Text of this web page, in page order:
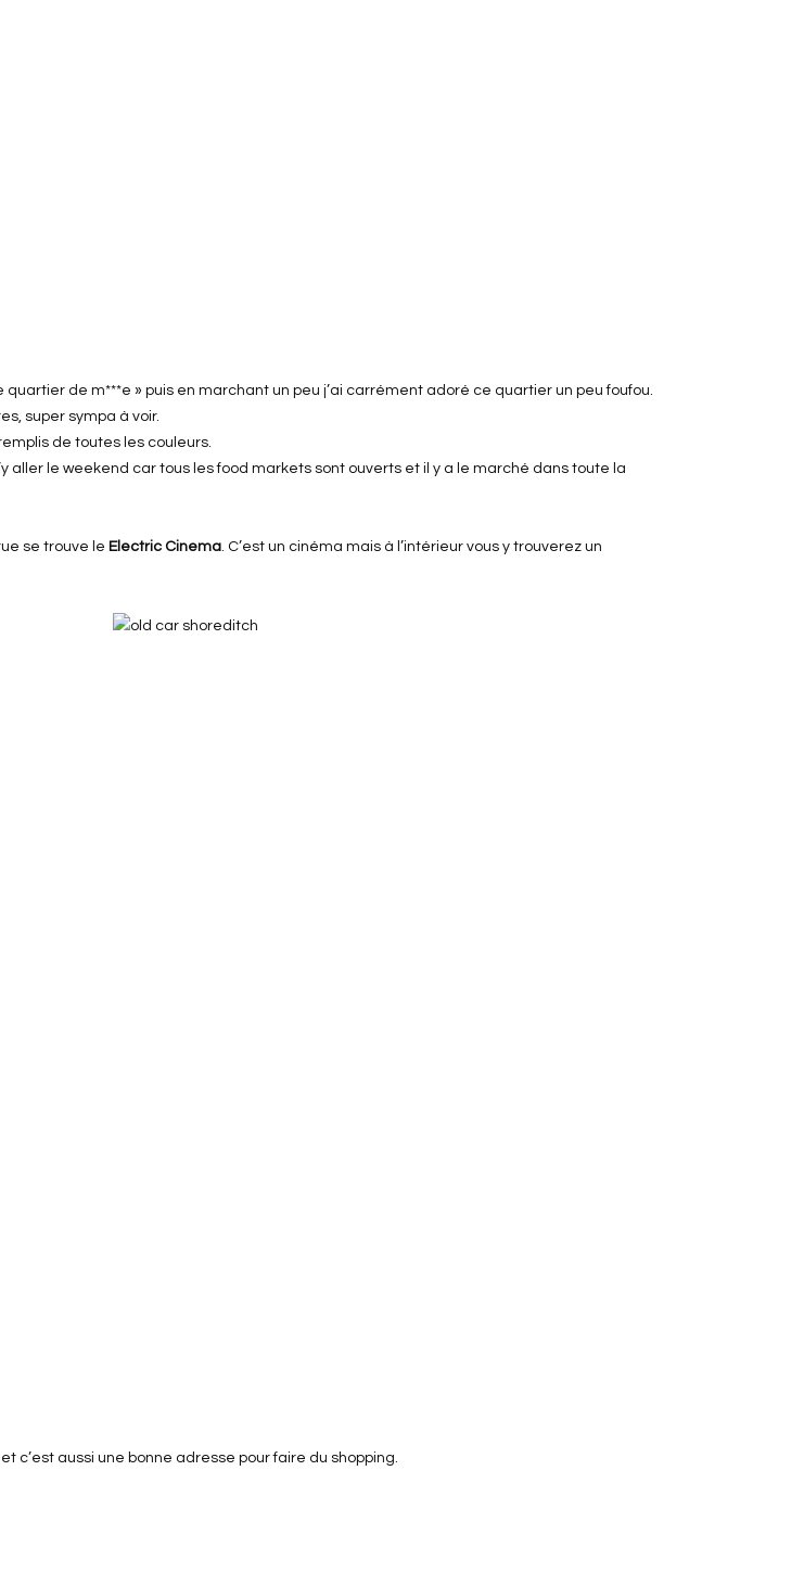
de m***e » puis en marchant un peu j’ai carrément adoré ce quartier un peu foufou.
super sympa à voir.
de toutes les couleurs.
aller le weekend car tous les food markets sont ouverts et il y a le marché dans toute la
se trouve le Electric Cinema . C’est un cinéma mais à l’intérieur vous y trouverez un
c’est aussi une bonne adresse pour faire du shopping.